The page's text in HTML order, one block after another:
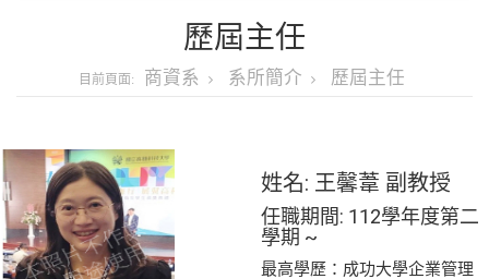
歷屆主任
目前頁面: 商資系 系所簡介 歷屆主任
姓名: 王馨葦 副教授
任職期間: 112學年度第二
學期 ~
最高學歷：成功大學企業管理